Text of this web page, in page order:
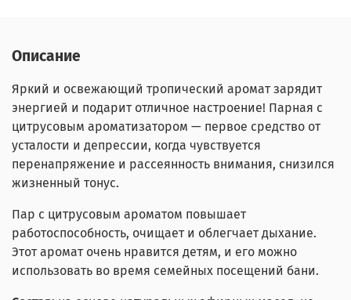
Описание
Яркий и освежающий тропический аромат зарядит
энергией и подарит отличное настроение! Парная с
цитрусовым ароматизатором — первое средство от
усталости и депрессии, когда чувствуется
перенапряжение и рассеянность внимания, снизился
жизненный тонус.
Пар с цитрусовым ароматом повышает
работоспособность, очищает и облегчает дыхание.
Этот аромат очень нравится детям, и его можно
использовать во время семейных посещений бани.